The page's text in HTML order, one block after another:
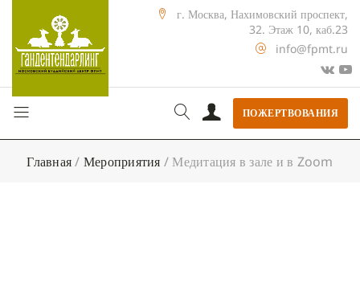
г. Москва, Нахимовский проспект,
32. Этаж 10, каб.23
info@fpmt.ru
ПОЖЕРТВОВАНИЯ
Главная/ Мероприятия / Медитация в зале и в Zoom